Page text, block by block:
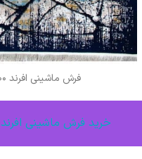
فرش ماشینی افرند ۵۰۰ شانه گل برجسته کد ۶۶۰۸
خرید فرش ماشینی افرند ۵۰۰ شانه گل برجسته کد ۶۶۰۸